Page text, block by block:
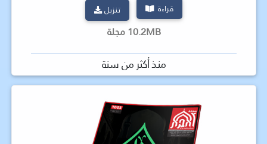
قراءة تنزيل
10.2MB مجلة
منذ أكثر من سنة